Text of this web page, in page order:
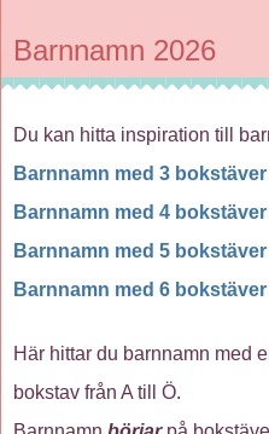
Barnnamn 2026
Du kan hitta inspiration till
Barnnamn med 3 bokstäver
Barnnamn med 4 bokstäver
Barnnamn med 5 bokstäver
Barnnamn med 6 bokstäver
Här hittar du barnnamn med
bokstav från A till Ö.